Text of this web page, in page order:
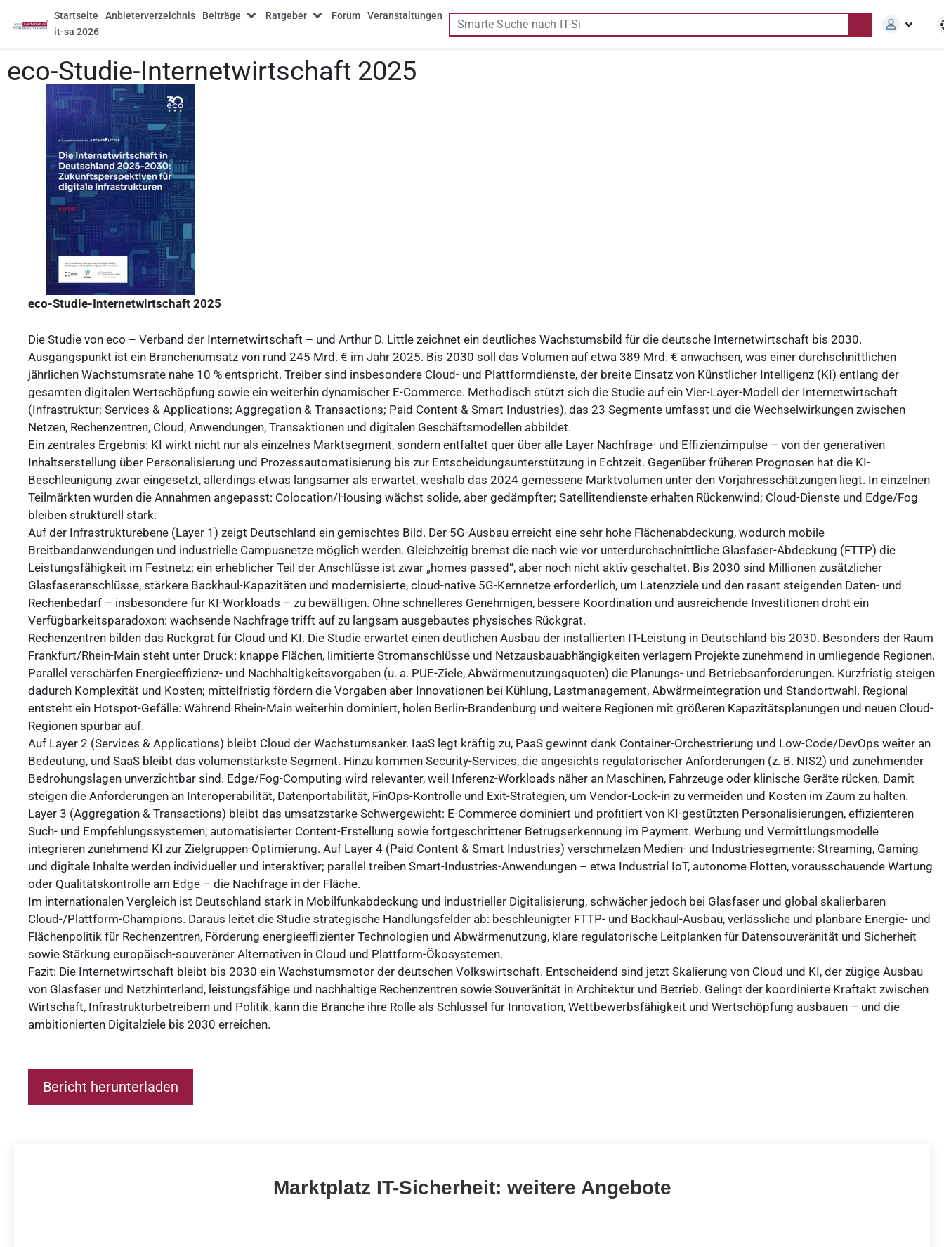
Startseite Anbieterverzeichnis Beiträge Ratgeber Forum
Veranstaltungen
it-sa 2026
eco-Studie-Internetwirtschaft 2025
eco-Studie-Internetwirtschaft 2025
Die Studie von eco – Verband der Internetwirtschaft – und Arthur D. Little zeichnet ein deutliches Wachstumsbild für die deutsche Internetwirtschaft bis 2030.
Ausgangspunkt ist ein Branchenumsatz von rund 245 Mrd. € im Jahr 2025. Bis 2030 soll das Volumen auf etwa 389 Mrd. € anwachsen, was einer durchschnittlichen
jährlichen Wachstumsrate nahe 10 % entspricht. Treiber sind insbesondere Cloud- und Plattformdienste, der breite Einsatz von Künstlicher Intelligenz (KI) entlang der
gesamten digitalen Wertschöpfung sowie ein weiterhin dynamischer E-Commerce. Methodisch stützt sich die Studie auf ein Vier-Layer-Modell der Internetwirtschaft
(Infrastruktur; Services & Applications; Aggregation & Transactions; Paid Content & Smart Industries), das 23 Segmente umfasst und die Wechselwirkungen zwischen
Netzen, Rechenzentren, Cloud, Anwendungen, Transaktionen und digitalen Geschäftsmodellen abbildet.
Ein zentrales Ergebnis: KI wirkt nicht nur als einzelnes Marktsegment, sondern entfaltet quer über alle Layer Nachfrage- und Effizienzimpulse – von der generativen
Inhaltserstellung über Personalisierung und Prozessautomatisierung bis zur Entscheidungsunterstützung in Echtzeit. Gegenüber früheren Prognosen hat die KI-
Beschleunigung zwar eingesetzt, allerdings etwas langsamer als erwartet, weshalb das 2024 gemessene Marktvolumen unter den Vorjahresschätzungen liegt. In einzelnen
Teilmärkten wurden die Annahmen angepasst: Colocation/Housing wächst solide, aber gedämpfter; Satellitendienste erhalten Rückenwind; Cloud-Dienste und Edge/Fog
bleiben strukturell stark.
Auf der Infrastrukturebene (Layer 1) zeigt Deutschland ein gemischtes Bild. Der 5G-Ausbau erreicht eine sehr hohe Flächenabdeckung, wodurch mobile
Breitbandanwendungen und industrielle Campusnetze möglich werden. Gleichzeitig bremst die nach wie vor unterdurchschnittliche Glasfaser-Abdeckung (FTTP) die
Leistungsfähigkeit im Festnetz; ein erheblicher Teil der Anschlüsse ist zwar „homes passed“, aber noch nicht aktiv geschaltet. Bis 2030 sind Millionen zusätzlicher
Glasfaseranschlüsse, stärkere Backhaul-Kapazitäten und modernisierte, cloud-native 5G-Kernnetze erforderlich, um Latenzziele und den rasant steigenden Daten- und
Rechenbedarf – insbesondere für KI-Workloads – zu bewältigen. Ohne schnelleres Genehmigen, bessere Koordination und ausreichende Investitionen droht ein
Verfügbarkeitsparadoxon: wachsende Nachfrage trifft auf zu langsam ausgebautes physisches Rückgrat.
Rechenzentren bilden das Rückgrat für Cloud und KI. Die Studie erwartet einen deutlichen Ausbau der installierten IT-Leistung in Deutschland bis 2030. Besonders der Raum
Frankfurt/Rhein-Main steht unter Druck: knappe Flächen, limitierte Stromanschlüsse und Netzausbauabhängigkeiten verlagern Projekte zunehmend in umliegende Regionen.
Parallel verschärfen Energieeffizienz- und Nachhaltigkeitsvorgaben (u. a. PUE-Ziele, Abwärmenutzungsquoten) die Planungs- und Betriebsanforderungen. Kurzfristig steigen
dadurch Komplexität und Kosten; mittelfristig fördern die Vorgaben aber Innovationen bei Kühlung, Lastmanagement, Abwärmeintegration und Standortwahl. Regional
entsteht ein Hotspot-Gefälle: Während Rhein-Main weiterhin dominiert, holen Berlin-Brandenburg und weitere Regionen mit größeren Kapazitätsplanungen und neuen Cloud-
Regionen spürbar auf.
Auf Layer 2 (Services & Applications) bleibt Cloud der Wachstumsanker. IaaS legt kräftig zu, PaaS gewinnt dank Container-Orchestrierung und Low-Code/DevOps weiter an
Bedeutung, und SaaS bleibt das volumenstärkste Segment. Hinzu kommen Security-Services, die angesichts regulatorischer Anforderungen (z. B. NIS2) und zunehmender
Bedrohungslagen unverzichtbar sind. Edge/Fog-Computing wird relevanter, weil Inferenz-Workloads näher an Maschinen, Fahrzeuge oder klinische Geräte rücken. Damit
steigen die Anforderungen an Interoperabilität, Datenportabilität, FinOps-Kontrolle und Exit-Strategien, um Vendor-Lock-in zu vermeiden und Kosten im Zaum zu halten.
Layer 3 (Aggregation & Transactions) bleibt das umsatzstarke Schwergewicht: E-Commerce dominiert und profitiert von KI-gestützten Personalisierungen, effizienteren
Such- und Empfehlungssystemen, automatisierter Content-Erstellung sowie fortgeschrittener Betrugserkennung im Payment. Werbung und Vermittlungsmodelle
integrieren zunehmend KI zur Zielgruppen-Optimierung. Auf Layer 4 (Paid Content & Smart Industries) verschmelzen Medien- und Industriesegmente: Streaming, Gaming
und digitale Inhalte werden individueller und interaktiver; parallel treiben Smart-Industries-Anwendungen – etwa Industrial IoT, autonome Flotten, vorausschauende Wartung
oder Qualitätskontrolle am Edge – die Nachfrage in der Fläche.
Im internationalen Vergleich ist Deutschland stark in Mobilfunkabdeckung und industrieller Digitalisierung, schwächer jedoch bei Glasfaser und global skalierbaren
Cloud-/Plattform-Champions. Daraus leitet die Studie strategische Handlungsfelder ab: beschleunigter FTTP- und Backhaul-Ausbau, verlässliche und planbare Energie- und
Flächenpolitik für Rechenzentren, Förderung energieeffizienter Technologien und Abwärmenutzung, klare regulatorische Leitplanken für Datensouveränität und Sicherheit
sowie Stärkung europäisch-souveräner Alternativen in Cloud und Plattform-Ökosystemen.
Fazit: Die Internetwirtschaft bleibt bis 2030 ein Wachstumsmotor der deutschen Volkswirtschaft. Entscheidend sind jetzt Skalierung von Cloud und KI, der zügige Ausbau
von Glasfaser und Netzhinterland, leistungsfähige und nachhaltige Rechenzentren sowie Souveränität in Architektur und Betrieb. Gelingt der koordinierte Kraftakt zwischen
Wirtschaft, Infrastrukturbetreibern und Politik, kann die Branche ihre Rolle als Schlüssel für Innovation, Wettbewerbsfähigkeit und Wertschöpfung ausbauen – und die
ambitionierten Digitalziele bis 2030 erreichen.
Bericht herunterladen
Marktplatz IT-Sicherheit: weitere Angebote